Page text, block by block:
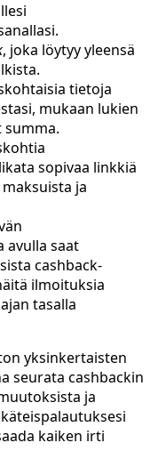
, joka löytyy yleensä
tietoja
mukaan lukien
sopivaa linkkiä
ja
avulla saat
cashback-
ilmoituksia
tasalla
yksinkertaisten
seurata cashbackin
ja
kaiken irti